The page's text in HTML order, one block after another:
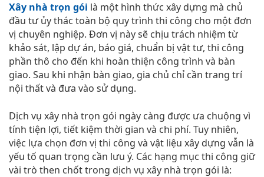
Xây nhà trọn gói là một hình thức xây dựng mà chủ
đầu tư ủy thác toàn bộ quy trình thi công cho một đơn
vị chuyên nghiệp. Đơn vị này sẽ chịu trách nhiệm từ
khảo sát, lập dự án, báo giá, chuẩn bị vật tư, thi công
phần thô cho đến khi hoàn thiện công trình và bàn
giao. Sau khi nhận bàn giao, gia chủ chỉ cần trang trí
nội thất và đưa vào sử dụng.
Dịch vụ xây nhà trọn gói ngày càng được ưa chuộng vì
tính tiện lợi, tiết kiệm thời gian và chi phí. Tuy nhiên,
việc lựa chọn đơn vị thi công và vật liệu xây dựng vẫn là
yếu tố quan trọng cần lưu ý. Các hạng mục thi công giữ
vài trò then chốt trong dịch vụ xây nhà trọn gói là: